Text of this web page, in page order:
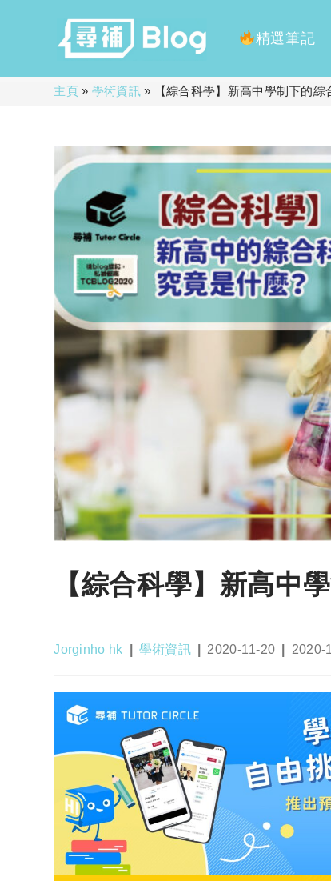
精選筆記
主頁» 學術資訊» 【綜合科學】新高中學制下的
【綜合科學】新高中
Post
Jorginho hk
Post
學術資訊
Post
2020-11-20
Post
2020-